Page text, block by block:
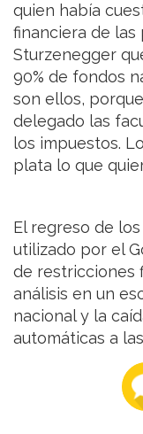
quien había
financiera de las
Sturzenegger
90% de fondos
son ellos,
delegado las
los impuestos.
plata lo que
El regreso de
utilizado por el
de restricciones
análisis en un
nacional y la
automáticas a